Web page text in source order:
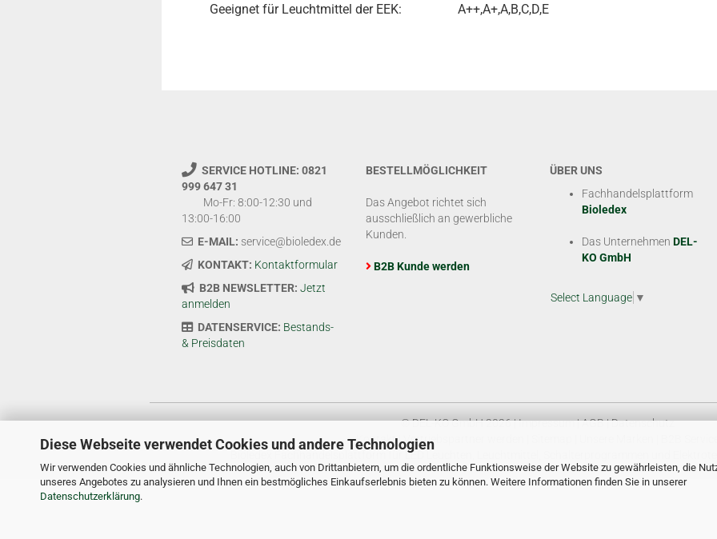
Diese Webseite verwendet Cookies und andere Technologien
Wir verwenden Cookies und ähnliche Technologien, auch von Drittanbietern, um die ordentliche Funktionsweise der Website zu gewährleisten, die
unseres Angebotes zu analysieren und Ihnen ein bestmögliches Einkaufserlebnis bieten zu können. Weitere Informationen finden Sie in unserer
Datenschutzerklärung.
Geeignet für Leuchtmittel der EEK:
A++,A+,A,B,C,D,E
SERVICE HOTLINE: 0821
999 647 31
Mo-Fr: 8:00-12:30 und
13:00-16:00
E-MAIL: service@bioledex.de
KONTAKT: Kontaktformular
B2B NEWSLETTER: Jetzt
anmelden
DATENSERVICE: Bestands-
& Preisdaten
BESTELLMÖGLICHKEIT
Das Angebot richtet sich
ausschließlich an gewerbliche
Kunden.
B2B Kunde werden
ÜBER UNS
Fachhandelsplattform
Bioledex
Das Unternehmen DEL-
KO GmbH
Select Language ▼
© DEL-KO GmbH 2026 |Impressum|AGB|Datenschutz
Kontakt|Vertriebspartner werden
Bioledex Fachhandelsplattform für LED Leuchten, Leuchtmittel, Schalterprogrammen und